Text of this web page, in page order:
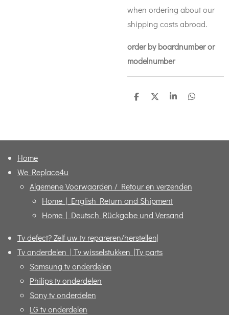
when ordering about our
shipping costs abroad.
order by boardnumber or
modelnumber
D
D
S
D
Home
We Replace4u
Algemene Voorwaarden / Retour en verzenden
Home | English Return and Shipment
Home | Deutsch Rückgabe und Versand
Tv defect? Zelf uw tv repareren/herstellen|
Tv onderdelen | Tv wisselstukken |Tv parts
Samsung tv onderdelen
Philips tv onderdelen
Sony tv onderdelen
LG tv onderdelen